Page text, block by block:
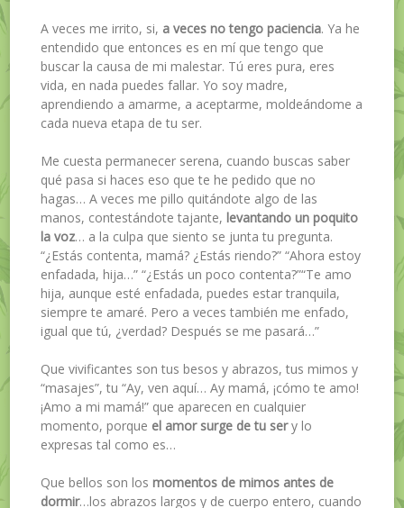
A veces me irrito, si, a veces no tengo paciencia. Ya he
entendido que entonces es en mí que tengo que
buscar la causa de mi malestar. Tú eres pura, eres
vida, en nada puedes fallar. Yo soy madre,
aprendiendo a amarme, a aceptarme, moldeándome a
cada nueva etapa de tu ser.
Me cuesta permanecer serena, cuando buscas saber
qué pasa si haces eso que te he pedido que no
hagas… A veces me pillo quitándote algo de las
manos, contestándote tajante, levantando un poquito
la voz… a la culpa que siento se junta tu pregunta.
“¿Estás contenta, mamá? ¿Estás riendo?” “Ahora estoy
enfadada, hija…” “¿Estás un poco contenta?”“Te amo
hija, aunque esté enfadada, puedes estar tranquila,
siempre te amaré. Pero a veces también me enfado,
igual que tú, ¿verdad? Después se me pasará…”
Que vivificantes son tus besos y abrazos, tus mimos y
“masajes”, tu “Ay, ven aquí… Ay mamá, ¡cómo te amo!
¡Amo a mi mamá!” que aparecen en cualquier
momento, porque el amor surge de tu sery lo
expresas tal como es…
Que bellos son los momentos de mimos antes de
dormir…los abrazos largos y de cuerpo entero, cuando